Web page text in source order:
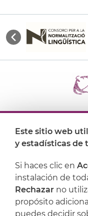
Dónde
Artijoc
Soporte
Este sitio web
y estadísticas de
Si haces clic en
instalación de
Rechazar no
propósito
puedes decidir